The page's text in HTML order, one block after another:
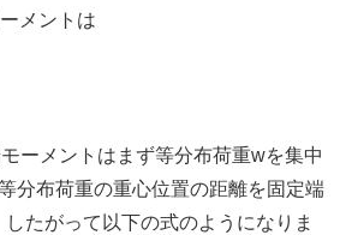
メントは
ーメントはまず等分布荷重wを集中
分布荷重の重心位置の距離を固定端
たがって以下の式のようになりま